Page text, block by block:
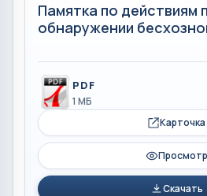
Памятка по действиям
обнаружении
PDF
1 МБ
Карточка
Просмотр
Скачать